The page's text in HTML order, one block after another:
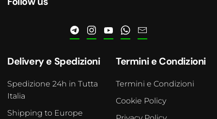
Delivery e Spedizioni
Spedizione 24h in Tutta
Italia
Shipping to Europe
Termini e Condizioni
Termini e Condizioni
Cookie Policy